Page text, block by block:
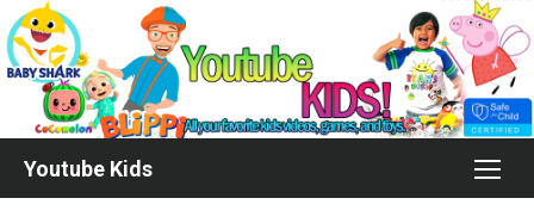
Skip
to
content
Youtube Kids